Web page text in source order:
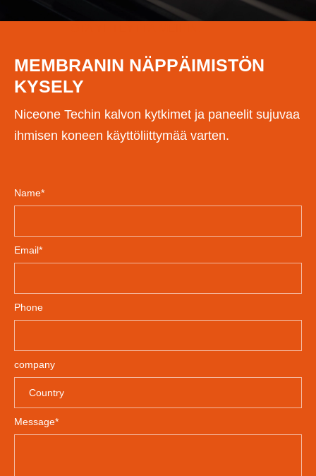
MEMBRANIN NÄPPÄIMISTÖN
KYSELY
Niceone Techin kalvon kytkimet ja paneelit sujuvaa
ihmisen koneen käyttöliittymää varten.
Name*
Email*
Phone
company
Message*